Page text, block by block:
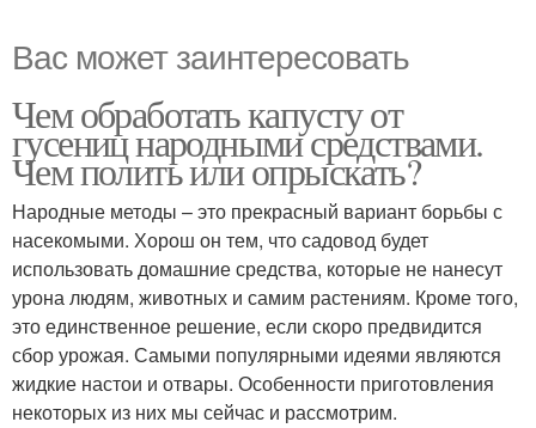
Вас может заинтересовать
Чем обработать капусту от
гусениц народными средствами.
Чем полить или опрыскать?
Народные методы – это прекрасный вариант борьбы с
насекомыми. Хорош он тем, что садовод будет
использовать домашние средства, которые не нанесут
урона людям, животных и самим растениям. Кроме того,
это единственное решение, если скоро предвидится
сбор урожая. Самыми популярными идеями являются
жидкие настои и отвары. Особенности приготовления
некоторых из них мы сейчас и рассмотрим.